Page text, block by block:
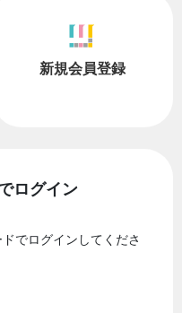
新規会員登録
ログイン
でログインしてくださ